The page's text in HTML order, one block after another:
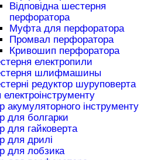
Відповідна шестерня
перфоратора
Муфта для перфоратора
Промвал перфоратора
Кривошип перфоратора
електропили
шлифмашины
редуктор шуруповерта
електроінструменту
акумуляторного інструменту
для болгарки
для гайковерта
для дрилі
для лобзика